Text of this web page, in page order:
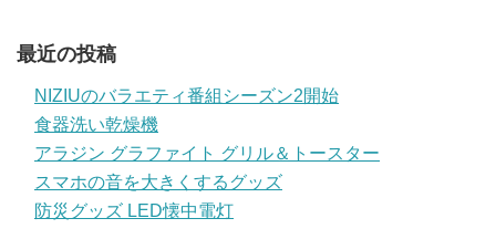
最近の投稿
NIZIUのバラエティ番組シーズン2開始
食器洗い乾燥機
アラジン グラファイト グリル＆トースター
スマホの音を大きくするグッズ
防災グッズ LED懐中電灯